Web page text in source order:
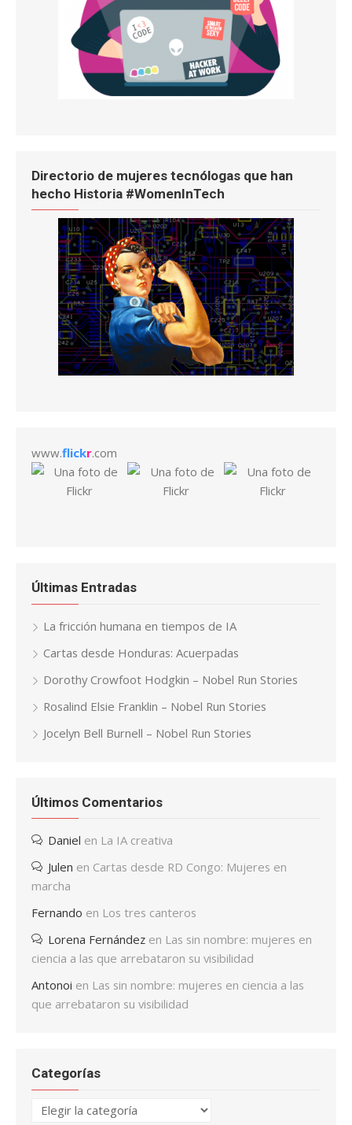
Directorio de mujeres tecnólogas que han
hecho Historia #WomenInTech
www.flickr.com
Últimas Entradas
La fricción humana en tiempos de IA
Cartas desde Honduras: Acuerpadas
Dorothy Crowfoot Hodgkin – Nobel Run Stories
Rosalind Elsie Franklin – Nobel Run Stories
Jocelyn Bell Burnell – Nobel Run Stories
Últimos Comentarios
Daniel en La IA creativa
Julen en Cartas desde RD Congo: Mujeres en
marcha
Fernando en Los tres canteros
Lorena Fernández en Las sin nombre: mujeres en
ciencia a las que arrebataron su visibilidad
Antonoi en Las sin nombre: mujeres en ciencia a las
que arrebataron su visibilidad
Categorías
Categorías